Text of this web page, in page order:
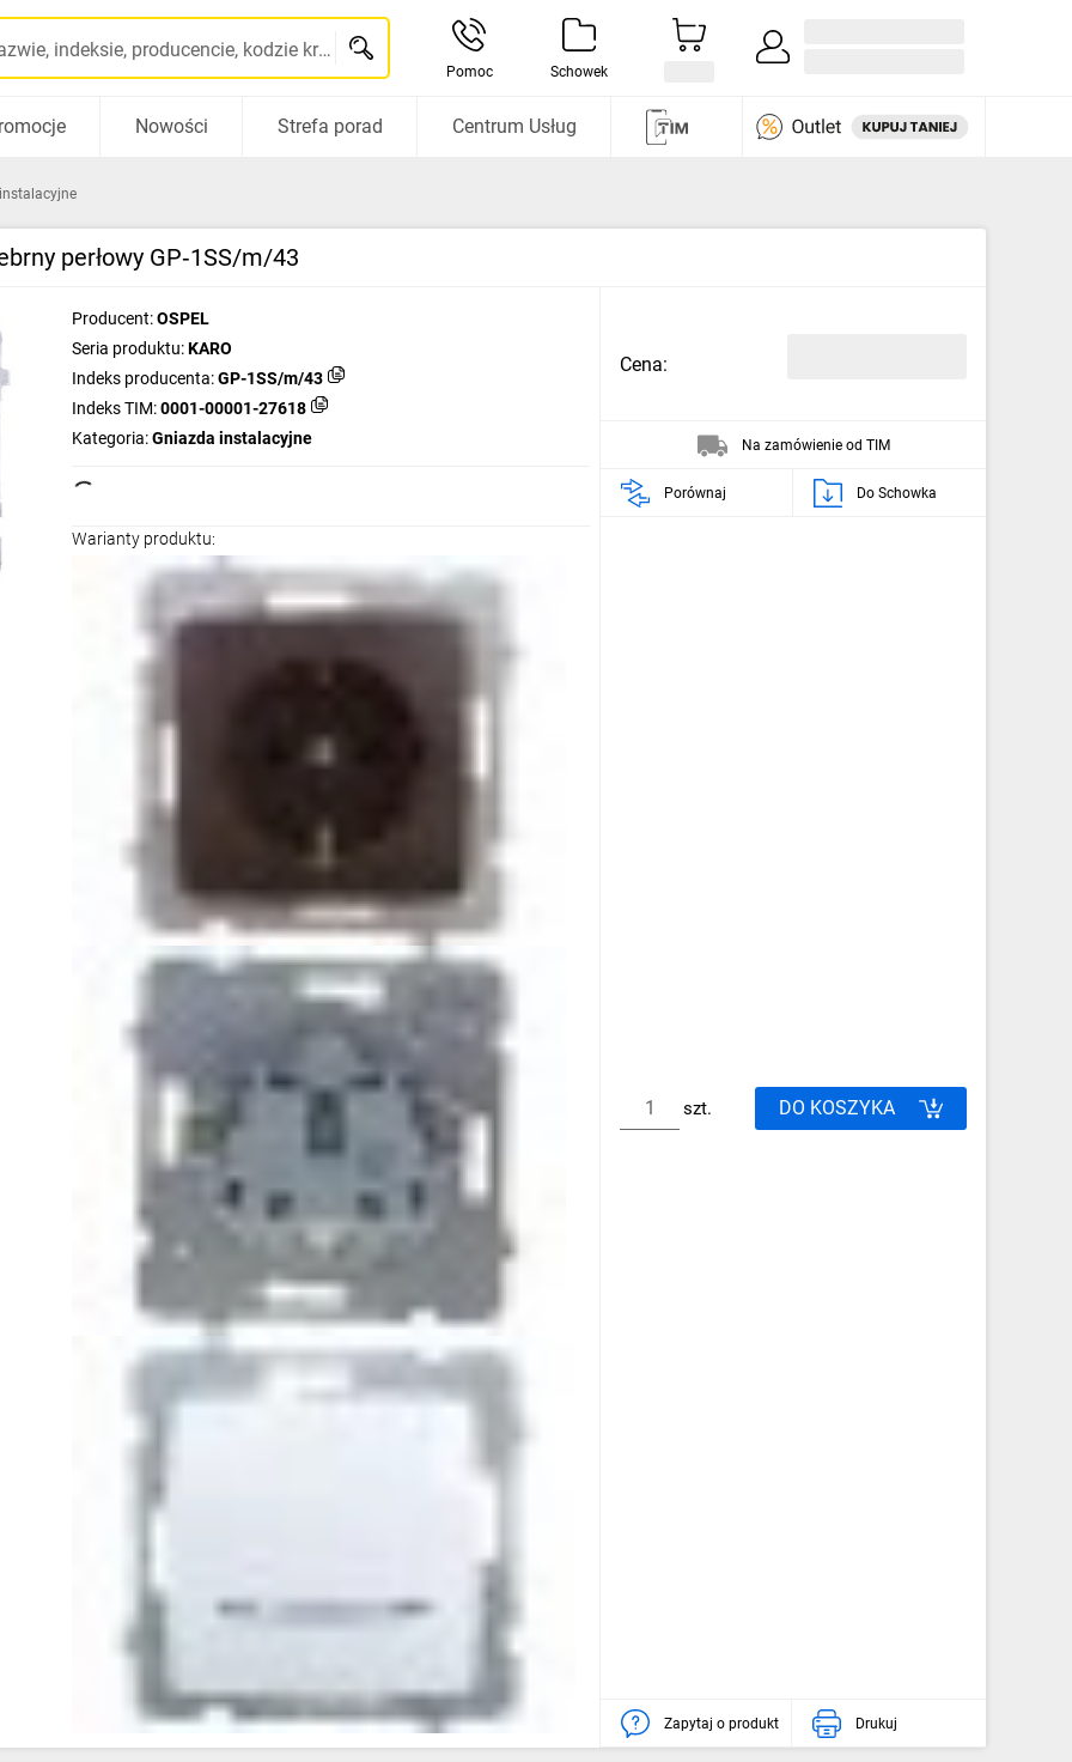
Szukaj po nazwie, indeksie, producencie, kodzie kreskowym...
Pomoc Schowek
Nowości Strefa porad Centrum Usług
perłowy GP‑1SS/m/43
Producent:OSPEL
Seria produktu:KARO
Indeks producenta:GP-1SS/m/43
Indeks TIM:0001-00001-27618
Kategoria:Gniazda instalacyjne
Warianty produktu:
Cena:
Na zamówienie od TIM
Porównaj Do Schowka
szt. DO KOSZYKA
Zapytaj o produkt Drukuj